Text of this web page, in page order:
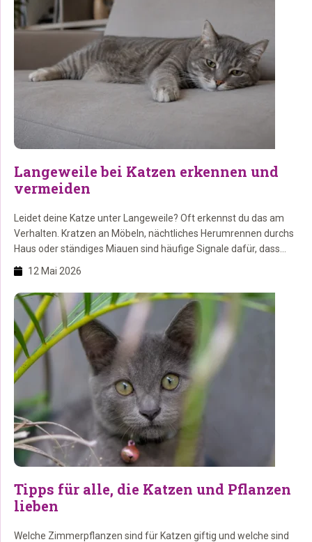
Langeweile bei Katzen erkennen und
vermeiden
Leidet deine Katze unter Langeweile? Oft erkennst du das am
Verhalten. Kratzen an Möbeln, nächtliches Herumrennen durchs
Haus oder ständiges Miauen sind häufige Signale dafür, dass
deine Katze mehr Beschäftigung braucht. Zum Glück kannst du
viel dagegen tun. Hier erfährst du, wie du Langeweile bei Katzen
erkennst und vermeidest. Auf dieser Seite: 1. Wie erkennt […]
12 Mai 2026
Tipps für alle, die Katzen und Pflanzen
lieben
Welche Zimmerpflanzen sind für Katzen giftig und welche sind